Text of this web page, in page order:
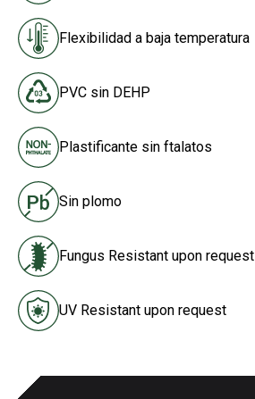
Flexibilidad a baja temperatura
PVC sin DEHP
Plastificante sin ftalatos
Sin plomo
Fungus Resistant upon request
UV Resistant upon request